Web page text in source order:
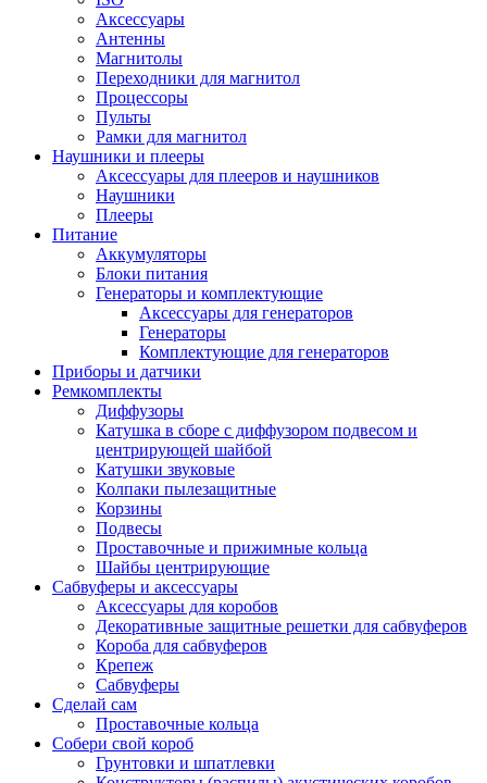
Аксессуары
Антенны
Магнитолы
Переходники для магнитол
Процессоры
Пульты
Рамки для магнитол
Наушники и плееры
Аксессуары для плееров и наушников
Наушники
Плееры
Питание
Аккумуляторы
Блоки питания
Генераторы и комплектующие
Аксессуары для генераторов
Генераторы
Комплектующие для генераторов
Приборы и датчики
Ремкомплекты
Диффузоры
Катушка в сборе с диффузором подвесом и
центрирующей шайбой
Катушки звуковые
Колпаки пылезащитные
Корзины
Подвесы
Проставочные и прижимные кольца
Шайбы центрирующие
Сабвуферы и аксессуары
Аксессуары для коробов
Декоративные защитные решетки для сабвуферов
Короба для сабвуферов
Крепеж
Сабвуферы
Сделай сам
Проставочные кольца
Собери свой короб
Грунтовки и шпатлевки